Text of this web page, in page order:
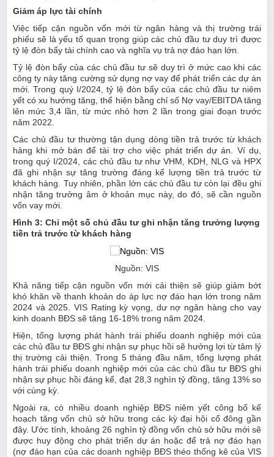
Giảm áp lực tài chính
Việc tiếp cận nguồn vốn mới từ ngân hàng và thị trường trái
phiếu sẽ là yếu tố quan trọng giúp các chủ đầu tư duy trì được
tỷ lệ đòn bẩy tài chính cao và nghĩa vụ trả nợ đáo hạn lớn.
Tỷ lệ đòn bẩy của các chủ đầu tư sẽ duy trì ở mức cao khi các
công ty này tăng cường sử dụng nợ vay để phát triển các dự án
mới. Trong quý I/2024, tỷ lệ đòn bẩy của các chủ đầu tư niêm
yết có xu hướng tăng, thể hiện bằng chỉ số Nợ vay/EBITDA tăng
lên mức 3,4 lần, từ mức nhỏ hơn 2 lần trong giai đoạn trước
năm 2022.
Các chủ đầu tư thường tận dụng dòng tiền trả trước từ khách
hàng khi mở bán để tài trợ cho việc phát triển dự án. Ví dụ,
trong quý I/2024, các chủ đầu tư như VHM, KDH, NLG và HPX
đã ghi nhận sự tăng trường đáng kể lượng tiền trả trước từ
khách hàng. Tuy nhiên, phần lớn các chủ đầu tư còn lại đều ghi
nhận tăng trưởng âm ở khoản mục này, do đó, sẽ cần nguồn
vốn vay mới.
Hình 3: Chỉ một số chủ đầu tư ghi nhận tăng trưởng lượng
tiền trả trước từ khách hàng
Nguồn: VIS
Khả năng tiếp cận nguồn vốn mới cải thiện sẽ giúp giảm bớt
khó khăn về thanh khoản do áp lực nợ đáo hạn lớn trong năm
2024 và 2025. VIS Rating kỳ vọng, dư nợ ngân hàng cho vay
kinh doanh BĐS sẽ tăng 16-18% trong năm 2024.
Hiện, tổng lượng phát hành trái phiếu doanh nghiệp mới của
các chủ đầu tư BĐS ghi nhận sự phục hồi sẽ hưởng lợi từ tâm lý
thị trường cải thiện. Trong 5 tháng đầu năm, tổng lượng phát
hành trái phiếu doanh nghiệp mới của các chủ đầu tư BĐS ghi
nhận sự phục hồi đáng kể, đạt 28,3 nghìn tỷ đồng, tăng 13% so
với cùng kỳ.
Ngoài ra, có nhiều doanh nghiệp BĐS niêm yết công bố kế
hoạch tăng vốn chủ sở hữu trong các kỳ đại hội cổ đông gần
đây. Ước tính, khoảng 26 nghìn tỷ đồng vốn chủ sở hữu mới sẽ
được huy động cho phát triển dự án hoặc để trả nợ đáo hạn
(nợ đáo hạn của các doanh nghiệp BĐS théo thống kê của VIS